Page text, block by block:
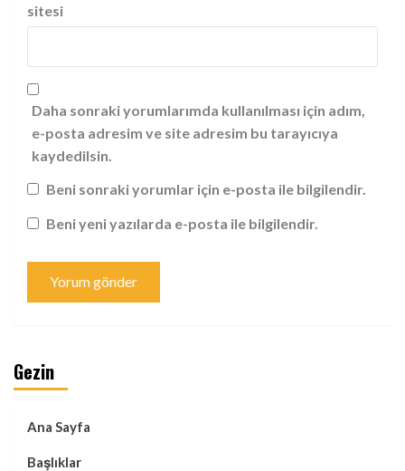
sitesi
Daha sonraki yorumlarımda kullanılması için adım,
e-posta adresim ve site adresim bu tarayıcıya
kaydedilsin.
Beni sonraki yorumlar için e-posta ile bilgilendir.
Beni yeni yazılarda e-posta ile bilgilendir.
Gezin
Ana Sayfa
Başlıklar